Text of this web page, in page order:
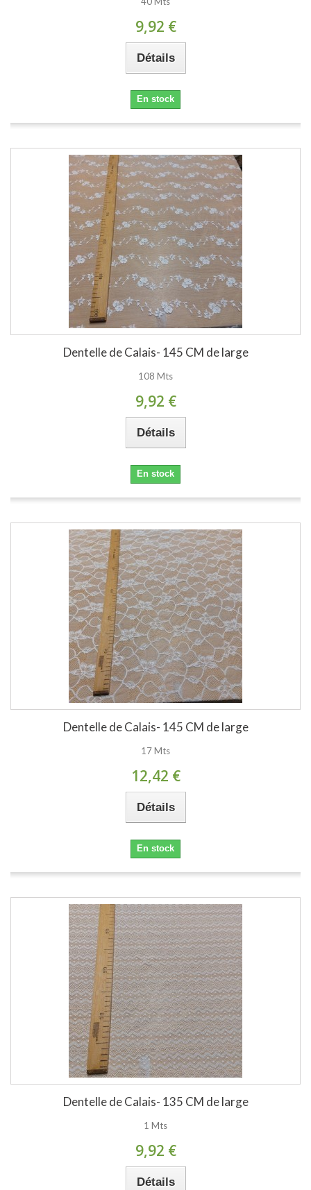
9,92 €
Détails
En stock
Dentelle de Calais- 145 CM de large
108 Mts
9,92 €
Détails
En stock
Dentelle de Calais- 145 CM de large
17 Mts
12,42 €
Détails
En stock
Dentelle de Calais- 135 CM de large
1 Mts
9,92 €
Détails